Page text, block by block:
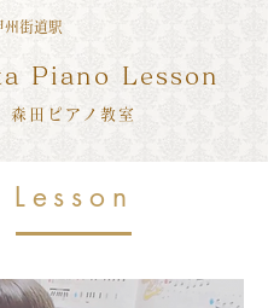
州街道駅
Piano Lesson
森田ピアノ​教室
Lesson